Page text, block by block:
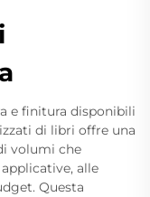
e finitura disponibili
di libri offre una
volumi che
alle
Questa